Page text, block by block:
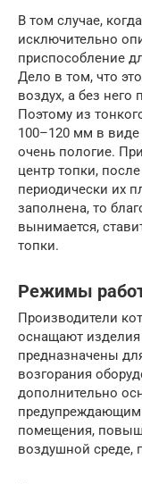
В том случае,
исключительно
приспособление
Дело в том, что
воздух, а без него
Поэтому из
100–120 мм в
очень пологие.
центр топки,
периодически их
заполнена, то
вынимается,
топки.
Режимы
Производители
оснащают
предназначены
возгорания
дополнительно
помещения,
воздушной среде,